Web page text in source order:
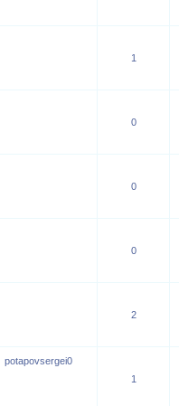
1
0
0
0
2
potapovsergei0
1